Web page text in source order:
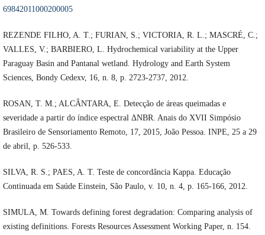
69842011000200005
REZENDE FILHO, A. T.; FURIAN, S.; VICTORIA, R. L.; MASCRÉ, C.;
VALLES, V.; BARBIERO, L. Hydrochemical variability at the Upper
Paraguay Basin and Pantanal wetland. Hydrology and Earth System
Sciences, Bondy Cedexv, 16, n. 8, p. 2723-2737, 2012.
ROSAN, T. M.; ALCÂNTARA, E. Detecção de áreas queimadas e
severidade a partir do índice espectral ΔNBR. Anais do XVII Simpósio
Brasileiro de Sensoriamento Remoto, 17, 2015, João Pessoa. INPE, 25 a 29
de abril, p. 526-533.
SILVA, R. S.; PAES, A. T. Teste de concordância Kappa. Educação
Continuada em Saúde Einstein, São Paulo, v. 10, n. 4, p. 165-166, 2012.
SIMULA, M. Towards defining forest degradation: Comparing analysis of
existing definitions. Forests Resources Assessment Working Paper, n. 154.